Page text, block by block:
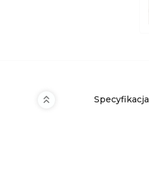
Specyfikacja